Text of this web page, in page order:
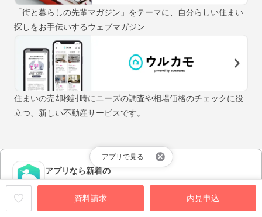
資料請求 内見申込
アプリで見る
「街と暮らしの先輩マガジン」をテーマに、自分らしい住まい
探しをお手伝いするウェブマガジン
住まいの売却検討時にニーズの調査や相場価格のチェックに役
立つ、新しい不動産サービスです。
アプリなら新着の
物件情報が早く届く！